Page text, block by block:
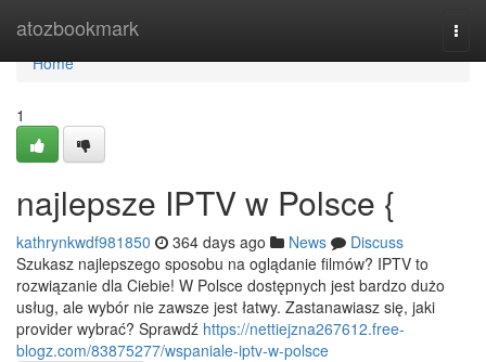
atozbookmark
Home
Home
1
najlepsze IPTV w Polsce {
kathrynkwdf981850 364 days ago News
Discuss
Szukasz najlepszego sposobu na oglądanie filmów? IPTV to
rozwiązanie dla Ciebie! W Polsce dostępnych jest bardzo dużo
usług, ale wybór nie zawsze jest łatwy. Zastanawiasz się, jaki
provider wybrać? Sprawdź https://nettiejzna267612.free-
blogz.com/83875277/wspaniale-iptv-w-polsce